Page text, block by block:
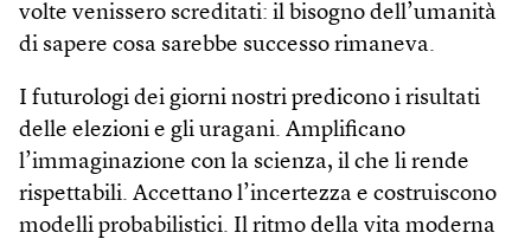
volte venissero screditati: il bisogno dell’umanità
di sapere cosa sarebbe successo rimaneva.
I futurologi dei giorni nostri predicono i risultati
delle elezioni e gli uragani. Amplificano
l’immaginazione con la scienza, il che li rende
rispettabili. Accettano l’incertezza e costruiscono
modelli probabilistici. Il ritmo della vita moderna